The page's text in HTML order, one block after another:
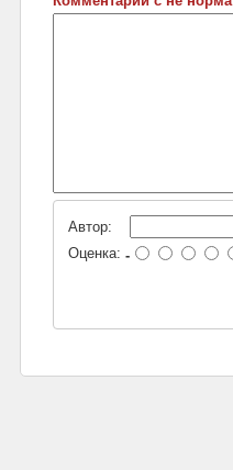
Автор:
Оценка: -